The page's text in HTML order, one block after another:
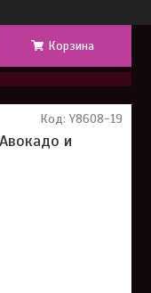
Корзина
и
Код: Y8608-19